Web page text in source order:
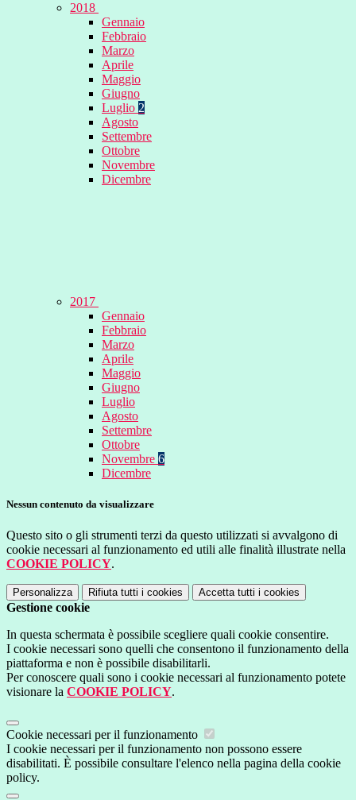
2018
Gennaio
Febbraio
Marzo
Aprile
Maggio
Giugno
Luglio 2
Agosto
Settembre
Ottobre
Novembre
Dicembre
2017
Gennaio
Febbraio
Marzo
Aprile
Maggio
Giugno
Luglio
Agosto
Settembre
Ottobre
Novembre 6
Dicembre
Nessun contenuto da visualizzare
Questo sito o gli strumenti terzi da questo utilizzati si avvalgono di
cookie necessari al funzionamento ed utili alle finalità illustrate nella
COOKIE POLICY.
Personalizza Rifiuta tutti i cookies Accetta tutti i cookies
Gestione cookie
In questa schermata è possibile scegliere quali cookie consentire.
I cookie necessari sono quelli che consentono il funzionamento della
piattaforma e non è possibile disabilitarli.
Per conoscere quali sono i cookie necessari al funzionamento potete
visionare la COOKIE POLICY.
Cookie necessari per il funzionamento
I cookie necessari per il funzionamento non possono essere
disabilitati. È possibile consultare l'elenco nella pagina della cookie
policy.